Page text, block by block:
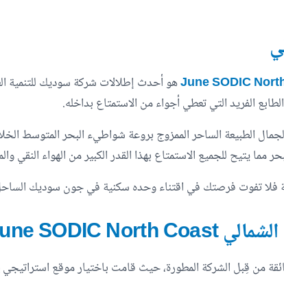
هو أحدث إطلالات شركة سوديك للتنمية
الفريد التي تعطي أجواء من الاستمتاع بداخله.
الطبيعة الساحر الممزوج بروعة شواطيء البحر المتوسط
للجميع الاستمتاع بهذا القدر الكبير من الهواء النقي
تفوت فرصتك في اقتناء وحده سكنية في جون سوديك
SODIC North Coast
من قِبل الشركة المطورة، حيث قامت باختيار موقع استراتيجي